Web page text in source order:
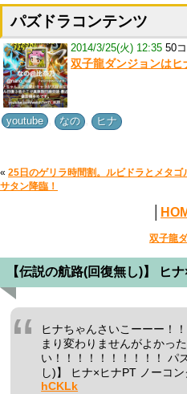
パズドラコンテンツ
2014/3/25(火) 12:35 50
双子龍ダンジョンは
youtube なの ヒナ
« 25日のゲリラ時間割。ルビドラとメタ
サタン降臨！
双子龍
【伝説の航路(回復無し)】 ヒ
ヒナちゃんさいこーーー！
まり変わりませんがよかっ
い！！！！！！！！！！ パ
し)】 ヒナ×ヒナPT ノーコ
hCKLk